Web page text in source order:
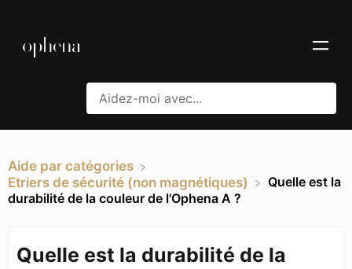
Aide par catégories
​Etriers de sécurité (non magnétiques)
Quelle est la
durabilité de la couleur de l'Ophena A ?
Quelle est la durabilité de la